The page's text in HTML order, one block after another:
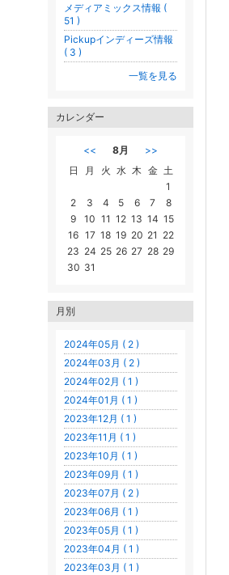
メディアミックス情報 (
51 )
Pickupインディーズ情報
( 3 )
一覧を見る
カレンダー
<< 8月
>>
日
月 火 水 木 金 土
1
2
3 4 5 6 7
8
9
10 11 12 13 14 15
16 17 18 19 20 21 22
23 24 25 26 27 28 29
30 31
月別
2024年05月 ( 2 )
2024年03月 ( 2 )
2024年02月 ( 1 )
2024年01月 ( 1 )
2023年12月 ( 1 )
2023年11月 ( 1 )
2023年10月 ( 1 )
2023年09月 ( 1 )
2023年07月 ( 2 )
2023年06月 ( 1 )
2023年05月 ( 1 )
2023年04月 ( 1 )
2023年03月 ( 1 )